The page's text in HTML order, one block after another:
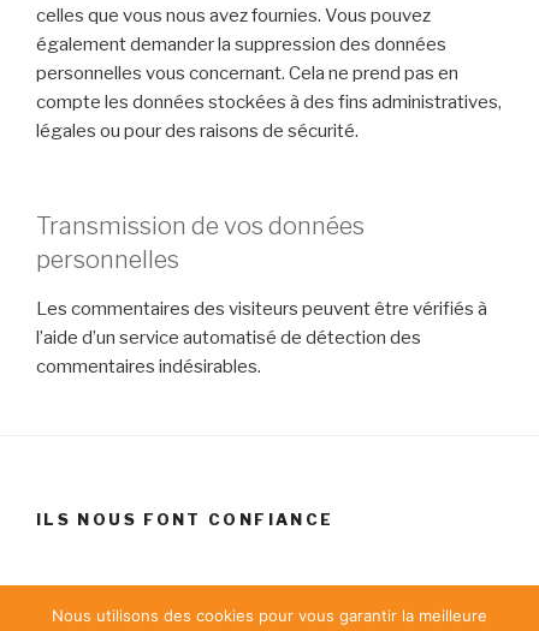
celles que vous nous avez fournies. Vous pouvez
également demander la suppression des données
personnelles vous concernant. Cela ne prend pas en
compte les données stockées à des fins administratives,
légales ou pour des raisons de sécurité.
Transmission de vos données
personnelles
Les commentaires des visiteurs peuvent être vérifiés à
l’aide d’un service automatisé de détection des
commentaires indésirables.
ILS NOUS FONT CONFIANCE
Nous utilisons des cookies pour vous garantir la meilleure